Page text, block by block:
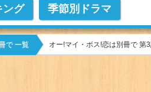
ング 季節別ドラマ
で 一覧 オー!マイ・ボス!恋は別冊で 第